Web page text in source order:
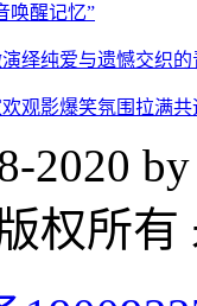
唤醒记忆”
绎纯爱与遗憾交织
观影爆笑氛围拉满
2020
权所有